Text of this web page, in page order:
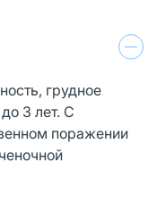
грудное
3 лет. С
поражении